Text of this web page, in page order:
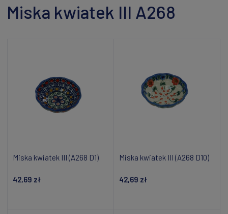
Miska kwiatek III A268
Miska kwiatek III (A268 D1)
42,69 zł
Miska kwiatek III (A268 D10)
42,69 zł